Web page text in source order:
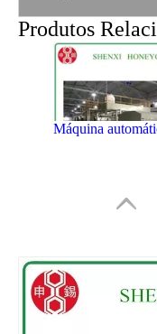
Produtos